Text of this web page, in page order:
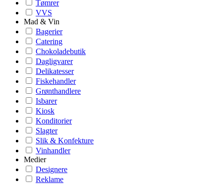
Tømrer
VVS
Mad & Vin
Bagerier
Catering
Chokoladebutik
Dagligvarer
Delikatesser
Fiskehandler
Grønthandlere
Isbarer
Kiosk
Konditorier
Slagter
Slik & Konfekture
Vinhandler
Medier
Designere
Reklame